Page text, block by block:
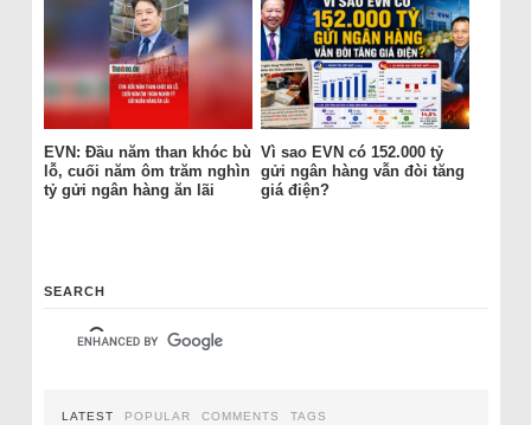
EVN: Đầu năm than khóc bù
lỗ, cuối năm ôm trăm nghìn
tỷ gửi ngân hàng ăn lãi
Vì sao EVN có 152.000 tỷ
gửi ngân hàng vẫn đòi tăng
giá điện?
SEARCH
LATEST POPULAR COMMENTS TAGS